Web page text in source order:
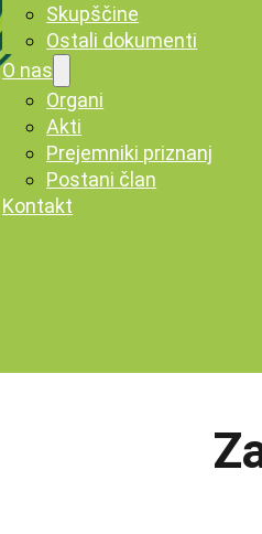
Skupščine
Ostali dokumenti
O nas
Organi
Akti
Prejemniki priznanj
Postani član
Kontakt